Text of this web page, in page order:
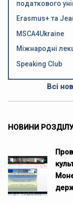
податкового
Erasmus+ та
MSCA4Ukraine
Міжнародні
Speaking Club
Всі
НОВИНИ РОЗДІЛУ